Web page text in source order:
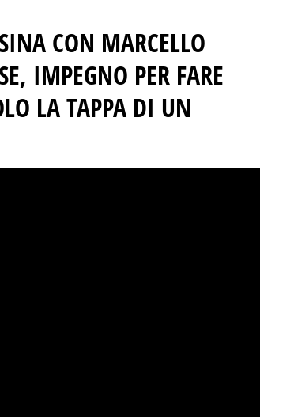
CON MARCELLO
IMPEGNO PER FARE
LA TAPPA DI UN